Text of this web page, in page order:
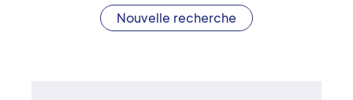
Nouvelle recherche